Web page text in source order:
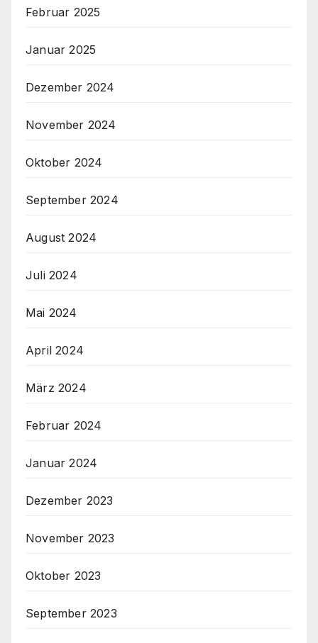
Februar 2025
Januar 2025
Dezember 2024
November 2024
Oktober 2024
September 2024
August 2024
Juli 2024
Mai 2024
April 2024
März 2024
Februar 2024
Januar 2024
Dezember 2023
November 2023
Oktober 2023
September 2023